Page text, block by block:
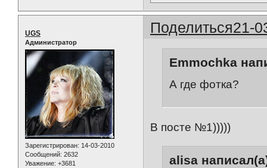
Поделиться21-
UGS
Администратор
Зарегистрирован: 14-03-2010
Сообщений: 2632
Уважение: +3681
Emmochka
А где фотка?
В посте №1)))))
alisa